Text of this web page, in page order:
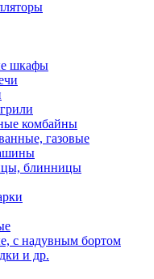
шкафы
комбайны
газовые
блинницы
с надувным бортом
и др.